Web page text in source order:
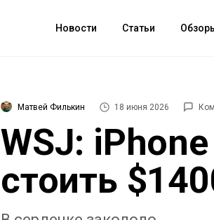
Новости Статьи
Матвей Филькин 18 июня 2026
WSJ:
стоить